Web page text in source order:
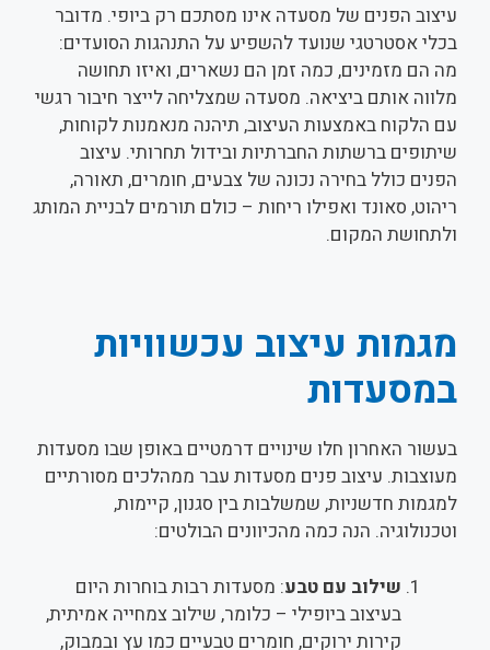
עיצוב הפנים של מסעדה אינו מסתכם רק ביופי. מדובר
בכלי אסטרטגי שנועד להשפיע על התנהגות הסועדים:
מה הם מזמינים, כמה זמן הם נשארים, ואיזו תחושה
מלווה אותם ביציאה. מסעדה שמצליחה לייצר חיבור רגשי
עם הלקוח באמצעות העיצוב, תיהנה מנאמנות לקוחות,
שיתופים ברשתות החברתיות ובידול תחרותי. עיצוב
הפנים כולל בחירה נכונה של צבעים, חומרים, תאורה,
ריהוט, סאונד ואפילו ריחות – כולם תורמים לבניית המותג
ולתחושת המקום.
מגמות עיצוב עכשוויות
במסעדות
בעשור האחרון חלו שינויים דרמטיים באופן שבו מסעדות
מעוצבות. עיצוב פנים מסעדות עבר ממהלכים מסורתיים
למגמות חדשניות, שמשלבות בין סגנון, קיימות,
וטכנולוגיה. הנה כמה מהכיוונים הבולטים:
שילוב עם טבע: מסעדות רבות בוחרות היום
בעיצוב ביופילי – כלומר, שילוב צמחייה אמיתית,
קירות ירוקים, חומרים טבעיים כמו עץ ובמבוק,